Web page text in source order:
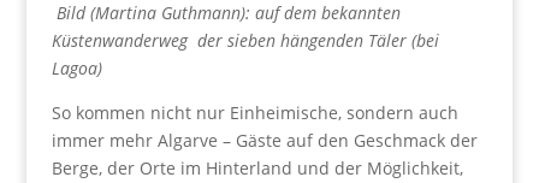
Bild (Martina Guthmann): auf dem bekannten
Küstenwanderweg der sieben hängenden Täler (bei
Lagoa)
So kommen nicht nur Einheimische, sondern auch
immer mehr Algarve – Gäste auf den Geschmack der
Berge, der Orte im Hinterland und der Möglichkeit,